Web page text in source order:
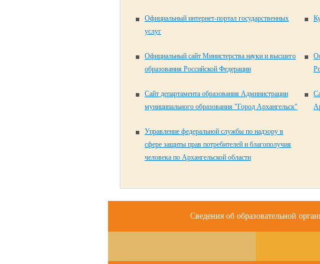
Официальный интернет-портал государственных
услуг
Официальный сайт Министерства науки и высшего
образования Российской Федерации
Сайт департамента образования Администрации
муниципального образования "Город Архангельск"
Управление федеральной службы по надзору в
сфере защиты прав потребителей и благополучия
человека по Архангельской области
Сведения об образовательной